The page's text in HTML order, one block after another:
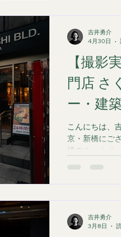
筅や黒盆を使
ー：フルーツ
スの「シズル
ビビッドなト
ナモンや八角
きのある大人
作り 今回の
リンクイメー
ン＆マナーに
おいて、写真
【撮影
門店 さ
ー・建
こんにちは、吉井
京・新橋にご
様のホームペ
伺いしました
えて深い色味
吉井勇介
4月30日
吉井勇介
3月8日